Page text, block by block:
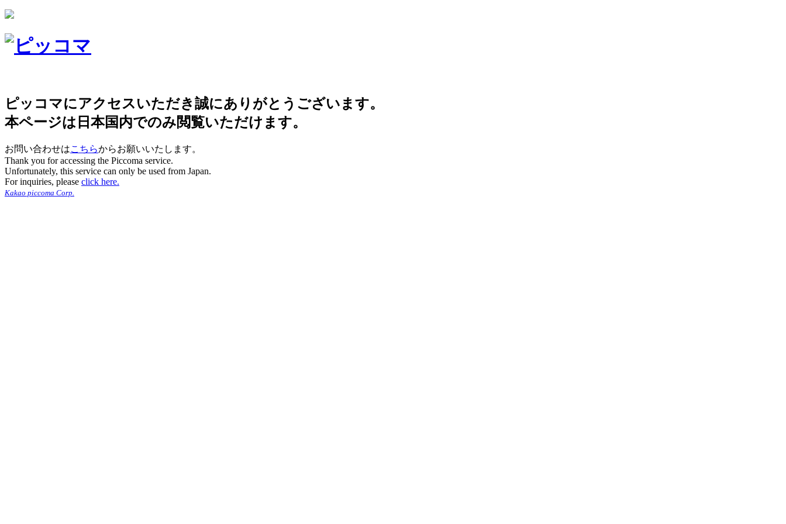
ピッコマにアクセスいただき誠にありがとうございます。
本ページは日本国内でのみ閲覧いただけます。
お問い合わせはこちらからお願いいたします。
Thank you for accessing the Piccoma service.
Unfortunately, this service can only be used from Japan.
For inquiries, please click here.
Kakao piccoma Corp.